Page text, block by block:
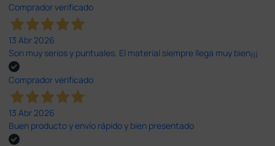
Comprador verificado
13 Abr 2026
Son muy serios y puntuales. El material siempre llega muy bien¡¡¡
Comprador verificado
13 Abr 2026
Buen producto y envío rápido y bien presentado